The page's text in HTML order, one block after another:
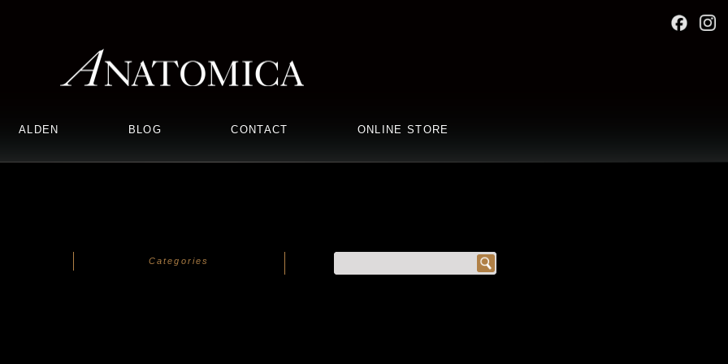
ALDEN BLOG CONTACT ONLINE STORE
Categories